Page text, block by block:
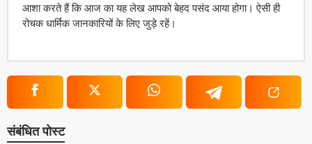
आशा करते हैं कि आज का यह लेख आपको बेहद पसंद आया होगा। ऐसी ही
रोचक धार्मिक जानकारियों के लिए जुड़े रहें।
संबंधित पोस्ट